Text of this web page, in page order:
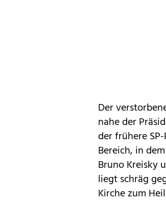
Der
nahe der
der frühere
Bereich, in
Bruno Kreisky
liegt schräg
Kirche zum